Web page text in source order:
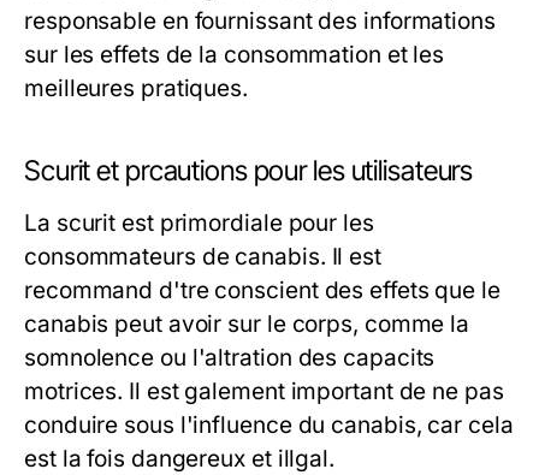
responsable en fournissant des informations
sur les effets de la consommation et les
meilleures pratiques.
Scurit et prcautions pour les utilisateurs
La scurit est primordiale pour les
consommateurs de canabis. Il est
recommand d'tre conscient des effets que le
canabis peut avoir sur le corps, comme la
somnolence ou l'altration des capacits
motrices. Il est galement important de ne pas
conduire sous l'influence du canabis, car cela
est la fois dangereux et illgal.